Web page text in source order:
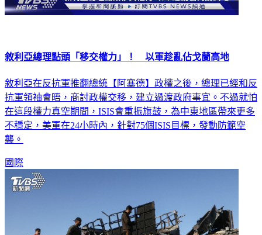
敘利亞總理點頭「移交權力」！ 以軍趁亂佔戈蘭高地
敘利亞在反抗軍推翻總統【阿塞德】政權之後，總理已經和反
抗軍領袖會晤，商討政權交移，建立過渡政府事宜。不過就怕
在這段權力真空期間，ISIS會重振旗鼓，為中東地區帶來更多
不穩定，美軍在24小時內，針對75個ISIS目標，發動防範空
襲。
國際